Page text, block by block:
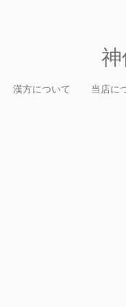
漢方について 当店に